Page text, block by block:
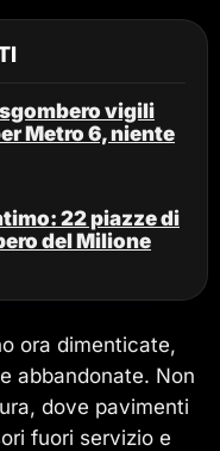
vigili
Metro 6, niente
22 piazze di
del Milione
ora dimenticate,
abbandonate. Non
dove pavimenti
fuori servizio e